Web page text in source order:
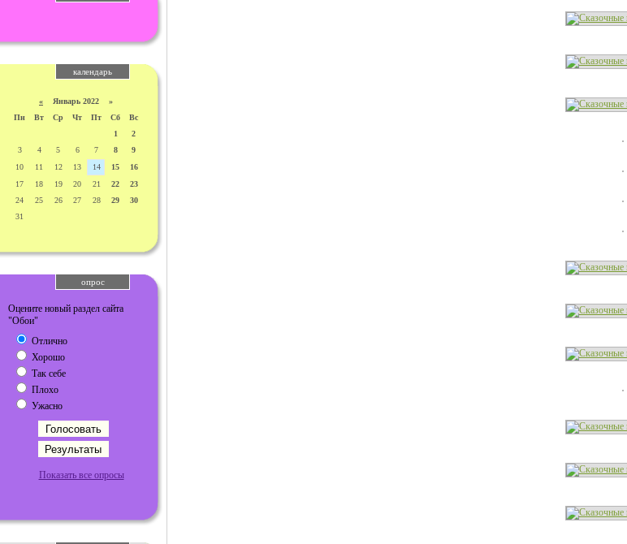
календарь
« Январь 2022 »
Пн
Вт Ср Чт Пт Сб
Вс
1
2
3
4 5 6 7 8
9
10
11 12 13 14 15
16
17
18 19 20 21 22
23
24
25 26 27 28 29
30
31
опрос
Оцените новый раздел сайта
"Обои"
Отлично
Хорошо
Так себе
Плохо
Ужасно
Показать все опросы